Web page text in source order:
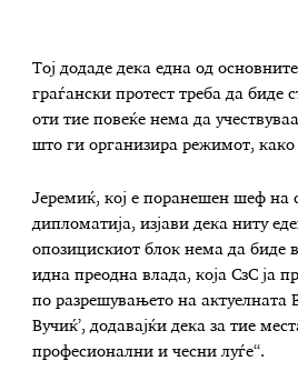
Тој додаде дека една од
граѓански протест треба да биде
оти тие повеќе нема да
што ги организира режимот, како
Јеремиќ, кој е поранешен шеф на
дипломатија, изјави дека ниту
опозицискиот блок нема да биде
идна преодна влада, која СзС ја
по разрешувањето на актуелната
Вучиќ’, додавајќи дека за тие
професионални и чесни луѓе“.